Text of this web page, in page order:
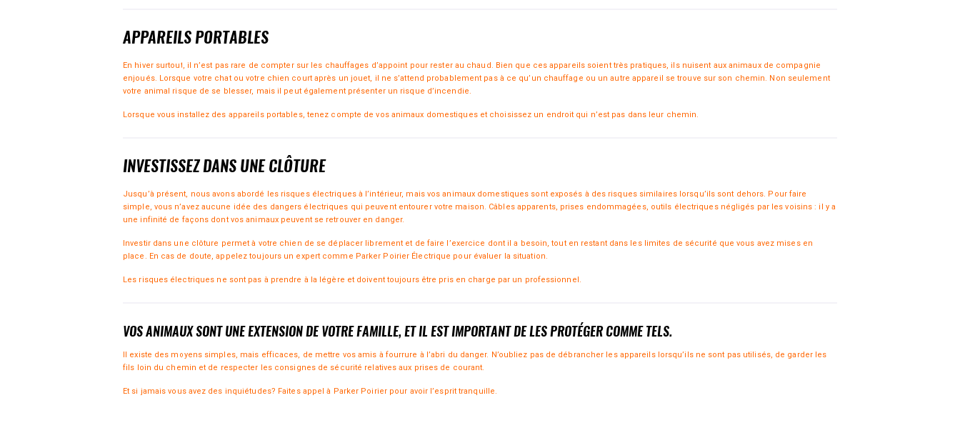
APPAREILS PORTABLES
En hiver surtout, il n’est pas rare de compter sur les chauffages d’appoint pour rester au chaud. Bien que ces appareils soient très pratiques, ils nuisent aux animaux de compagnie
enjoués. Lorsque votre chat ou votre chien court après un jouet, il ne s’attend probablement pas à ce qu’un chauffage ou un autre appareil se trouve sur son chemin. Non seulement
votre animal risque de se blesser, mais il peut également présenter un risque d’incendie.
Lorsque vous installez des appareils portables, tenez compte de vos animaux domestiques et choisissez un endroit qui n’est pas dans leur chemin.
INVESTISSEZ DANS UNE CLÔTURE
Jusqu’à présent, nous avons abordé les risques électriques à l’intérieur, mais vos animaux domestiques sont exposés à des risques similaires lorsqu’ils sont dehors. Pour faire
simple, vous n’avez aucune idée des dangers électriques qui peuvent entourer votre maison. Câbles apparents, prises endommagées, outils électriques négligés par les voisins : il y a
une infinité de façons dont vos animaux peuvent se retrouver en danger.
Investir dans une clôture permet à votre chien de se déplacer librement et de faire l’exercice dont il a besoin, tout en restant dans les limites de sécurité que vous avez mises en
place. En cas de doute, appelez toujours un expert comme Parker Poirier Électrique pour évaluer la situation.
Les risques électriques ne sont pas à prendre à la légère et doivent toujours être pris en charge par un professionnel.
VOS ANIMAUX SONT UNE EXTENSION DE VOTRE FAMILLE, ET IL EST IMPORTANT DE LES PROTÉGER COMME TELS.
Il existe des moyens simples, mais efficaces, de mettre vos amis à fourrure à l’abri du danger. N’oubliez pas de débrancher les appareils lorsqu’ils ne sont pas utilisés, de garder les
fils loin du chemin et de respecter les consignes de sécurité relatives aux prises de courant.
Et si jamais vous avez des inquiétudes? Faites appel à Parker Poirier pour avoir l’esprit tranquille.